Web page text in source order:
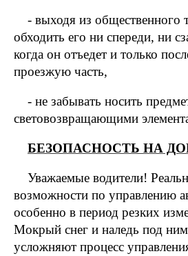
- выходя из общественного
обходить его ни спереди, ни
когда он отъедет и только
проезжую часть,
- не забывать носить
световозвращающими
БЕЗОПАСНОСТЬ НА
Уважаемые водители!
возможности по управлению
особенно в период резких
Мокрый снег и наледь под
усложняют процесс